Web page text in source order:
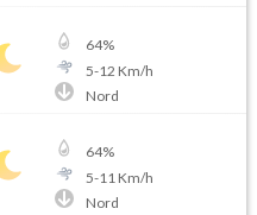
64%
5-12 Km/h
Nord
64%
5-11 Km/h
Nord